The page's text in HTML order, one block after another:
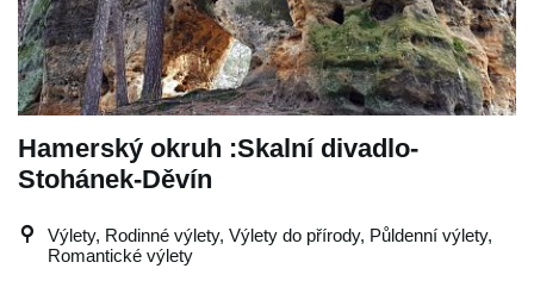
Hamerský okruh :Skalní divadlo-
Stohánek-Děvín
Výlety, Rodinné výlety, Výlety do přírody, Půldenní výlety,
Romantické výlety